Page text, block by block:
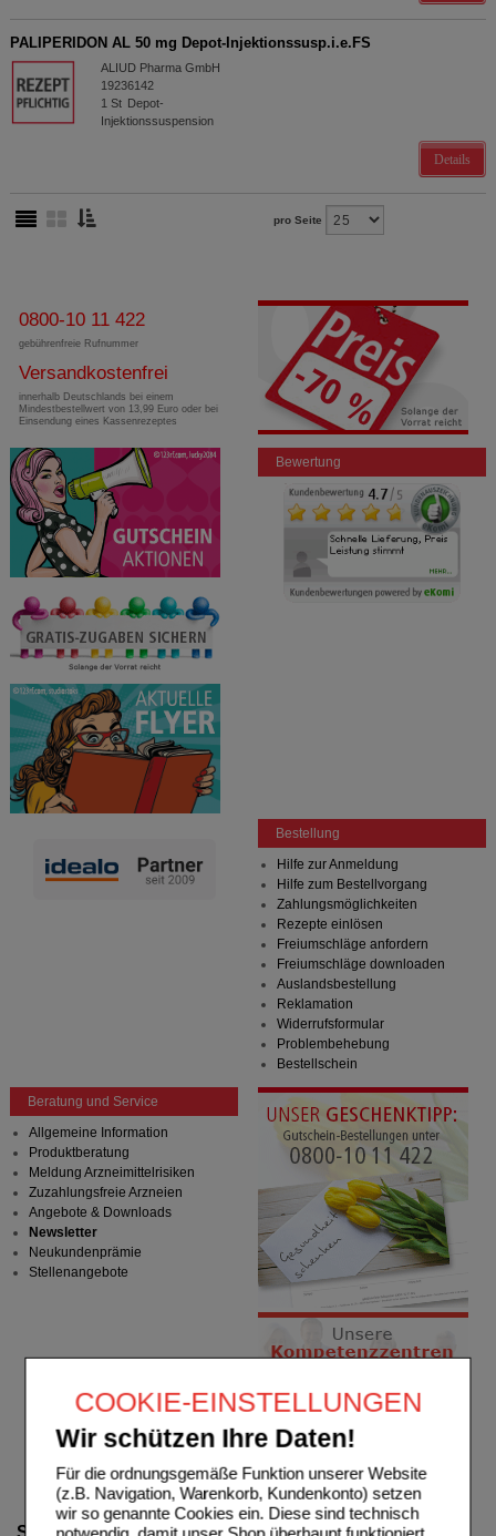
COOKIE-EINSTELLUNGEN
Wir schützen Ihre Daten!
Für die ordnungsgemäße Funktion unserer Website
(z.B. Navigation, Warenkorb, Kundenkonto) setzen
wir so genannte Cookies ein. Diese sind technisch
PALIPERIDON AL 50 mg Depot-Injektionssusp.i.e.FS
ALIUD Pharma GmbH
19236142
1 St
Depot-
Injektionssuspension
Details
pro Seite
0800-10 11 422
gebührenfreie Rufnummer
Versandkostenfrei
innerhalb Deutschlands bei einem
Mindestbestellwert von 13,99 Euro oder bei
Einsendung eines Kassenrezeptes
Bewertung
Bestellung
Hilfe zur Anmeldung
Hilfe zum Bestellvorgang
Zahlungsmöglichkeiten
Rezepte einlösen
Freiumschläge anfordern
Freiumschläge downloaden
Auslandsbestellung
Reklamation
Widerrufsformular
Problembehebung
Bestellschein
Beratung und Service
Allgemeine Information
Produktberatung
Meldung Arzneimittelrisiken
Zuzahlungsfreie Arzneien
Angebote & Downloads
Newsletter
Neukundenprämie
Stellenangebote